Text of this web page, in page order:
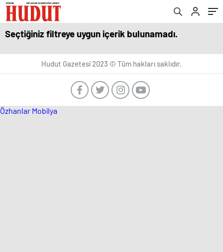
Seçtiğiniz filtreye uygun içerik bulunamadı.
Hudut Gazetesi 2023 © Tüm hakları saklıdır.
Özhanlar Mobilya